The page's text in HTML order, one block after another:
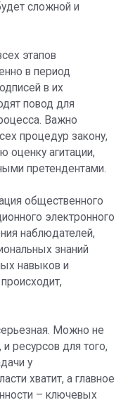
сложной и
этапов
в период
в их
повод для
Важно
процедур закону,
оценку агитации,
претендентами.
общественного
электронного
наблюдателей,
знаний
навыков и
Можно не
ресурсов для того,
у
хватит, а главное
– ключевых